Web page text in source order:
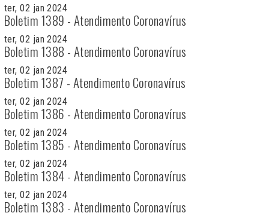
ter, 02 jan 2024
Boletim 1389 - Atendimento Coronavírus
ter, 02 jan 2024
Boletim 1388 - Atendimento Coronavírus
ter, 02 jan 2024
Boletim 1387 - Atendimento Coronavírus
ter, 02 jan 2024
Boletim 1386 - Atendimento Coronavírus
ter, 02 jan 2024
Boletim 1385 - Atendimento Coronavírus
ter, 02 jan 2024
Boletim 1384 - Atendimento Coronavírus
ter, 02 jan 2024
Boletim 1383 - Atendimento Coronavírus